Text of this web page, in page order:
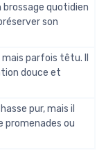
brossage quotidien
son
parfois têtu. Il
douce et
pur, mais il
promenades ou